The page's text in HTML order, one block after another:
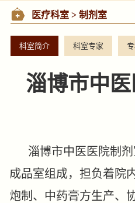
制剂室
医疗科室 > 制剂室
科室简介 科室专家
淄博市中
淄博市中医医院制
成品室组成，担负着院
炮制、中药膏方生产、